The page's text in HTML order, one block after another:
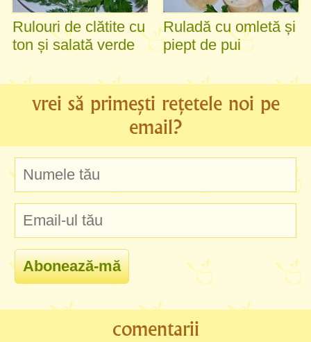
Rulouri de clătite cu
ton și salată verde
Ruladă cu omletă și
piept de pui
vrei să primești rețetele noi pe
email?
comentarii